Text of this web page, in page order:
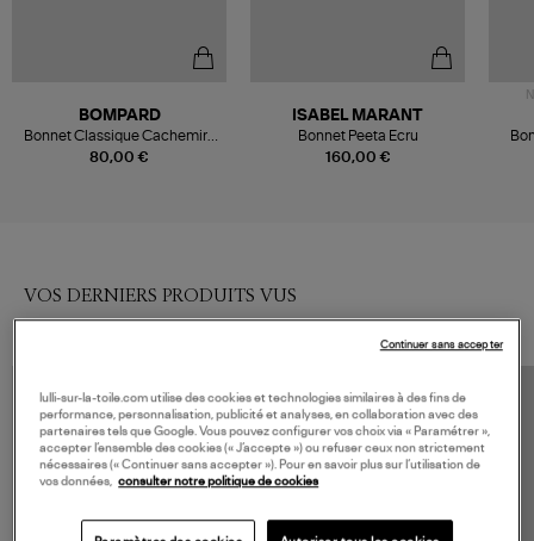
80,00 €
BOMPARD
Bonnet Classique Cachemire
Avoine
160,00 €
ISABEL MARANT
Bonnet Peeta Ecru
VOS DERNIERS PRODUITS VUS
lulli-sur-la-toile.com utilise des cookies et technologies similaires à des fins de
performance, personnalisation, publicité et analyses, en collaboration avec des
partenaires tels que Google. Vous pouvez configurer vos choix via « Paramétrer »,
accepter l’ensemble des cookies (« J’accepte ») ou refuser ceux non strictement
nécessaires (« Continuer sans accepter »). Pour en savoir plus sur l’utilisation de
vos données, consulter notre politique de cookies
Continuer sans accepter